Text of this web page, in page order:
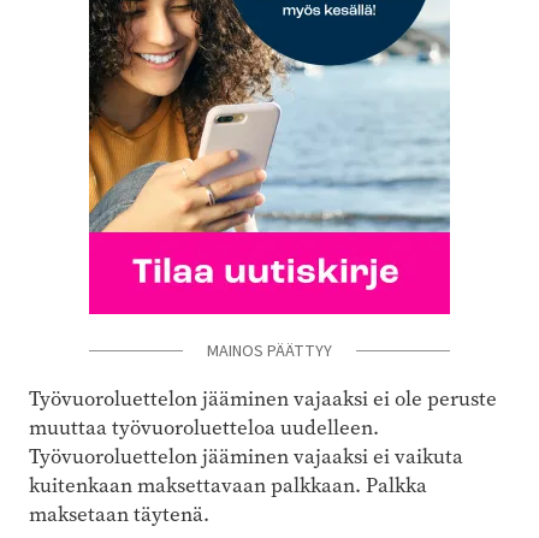
MAINOS PÄÄTTYY
Työvuoroluettelon jääminen vajaaksi ei ole peruste
muuttaa työvuoroluetteloa uudelleen.
Työvuoroluettelon jääminen vajaaksi ei vaikuta
kuitenkaan maksettavaan palkkaan. Palkka
maksetaan täytenä.